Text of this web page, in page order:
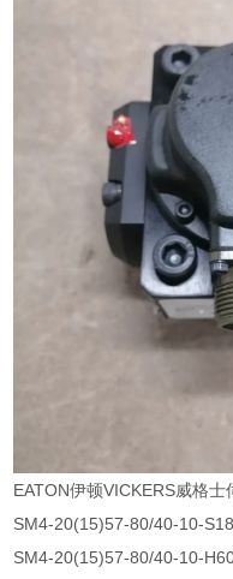
EATON伊顿VICKERS威格士
SM4-20(15)57-80/40-10-
SM4-20(15)57-80/40-10-